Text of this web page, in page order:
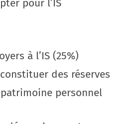
pour l’IS
à l’IS (25%)
des réserves
personnel